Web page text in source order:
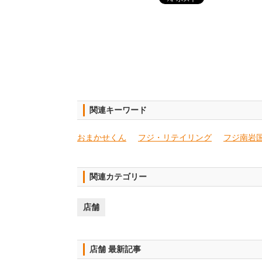
関連キーワード
おまかせくん フジ・リテイリング フジ南岩
関連カテゴリー
店舗
店舗 最新記事